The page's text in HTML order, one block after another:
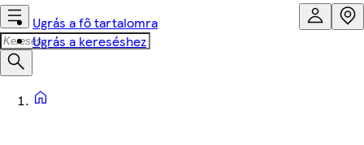
Ugrás a fő tartalomra
Ugrás a kereséshez